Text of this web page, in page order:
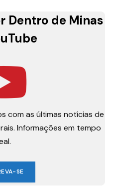
Dentro de Minas
com as últimas notícias de
Informações em tempo
SE